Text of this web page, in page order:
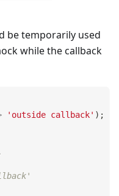
be temporarily used
while the callback
'outside callback' ) ;